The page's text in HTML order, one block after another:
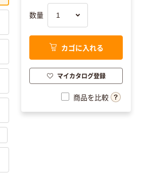
数量
カゴに入れる
マイカタログ登録
商品を比較